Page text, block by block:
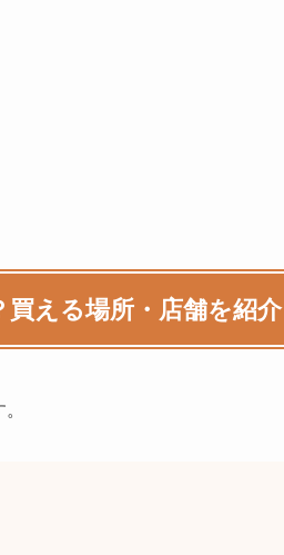
える場所・店舗を紹介